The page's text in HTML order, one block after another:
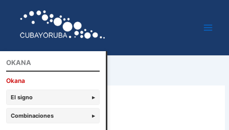
contenido
OKANA
Okana
El signo ▸
Combinaciones ▸